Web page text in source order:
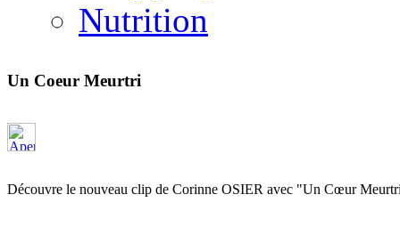
Nutrition
Un Coeur Meurtri
Découvre le nouveau clip de Corinne OSIER avec "Un Cœur